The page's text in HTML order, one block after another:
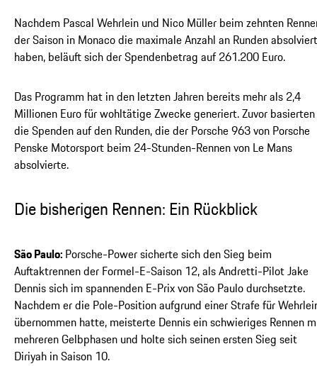
Nachdem Pascal Wehrlein und Nico Müller beim zehnten
der Saison in Monaco die maximale Anzahl an Runden absolviert
haben, beläuft sich der Spendenbetrag auf 261.200 Euro.
Das Programm hat in den letzten Jahren bereits mehr als 2,4
Millionen Euro für wohltätige Zwecke generiert. Zuvor basierten
die Spenden auf den Runden, die der Porsche 963 von Porsche
Penske Motorsport beim 24-Stunden-Rennen von Le Mans
absolvierte.
Die bisherigen Rennen: Ein Rückblick
São Paulo: Porsche-Power sicherte sich den Sieg beim
Auftaktrennen der Formel-E-Saison 12, als Andretti-Pilot Jake
Dennis sich im spannenden E-Prix von São Paulo durchsetzte.
Nachdem er die Pole-Position aufgrund einer Strafe für
übernommen hatte, meisterte Dennis ein schwieriges Rennen
mehreren Gelbphasen und holte sich seinen ersten Sieg seit
Diriyah in Saison 10.